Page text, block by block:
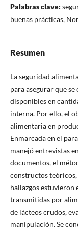
Palabras clave:
buenas prácticas,
Resumen
La seguridad
para asegurar que
disponibles en
interna. Por ello, el
alimentaria en
Enmarcada en el
manejó entrevistas
documentos, el
constructos
hallazgos estuvieron
transmitidas por
de lácteos crudos,
manipulación. Se